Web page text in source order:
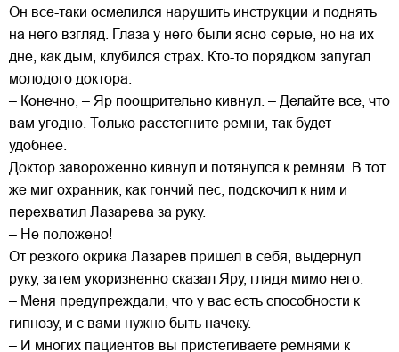
Он все-таки осмелился нарушить инструкции и поднять
на него взгляд. Глаза у него были ясно-серые, но на их
дне, как дым, клубился страх. Кто-то порядком запугал
молодого доктора.
– Конечно, – Яр поощрительно кивнул. – Делайте все, что
вам угодно. Только расстегните ремни, так будет
удобнее.
Доктор завороженно кивнул и потянулся к ремням. В тот
же миг охранник, как гончий пес, подскочил к ним и
перехватил Лазарева за руку.
– Не положено!
От резкого окрика Лазарев пришел в себя, выдернул
руку, затем укоризненно сказал Яру, глядя мимо него:
– Меня предупреждали, что у вас есть способности к
гипнозу, и с вами нужно быть начеку.
– И многих пациентов вы пристегиваете ремнями к